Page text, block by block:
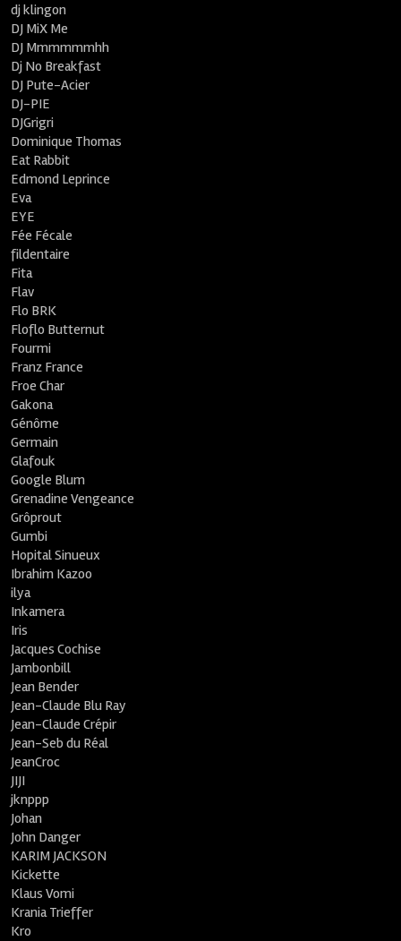
dj klingon
DJ MiX Me
DJ Mmmmmmhh
Dj No Breakfast
DJ Pute-Acier
DJ-PIE
DJGrigri
Dominique Thomas
Eat Rabbit
Edmond Leprince
Eva
EYE
Fée Fécale
fildentaire
Fita
Flav
Flo BRK
Floflo Butternut
Fourmi
Franz France
Froe Char
Gakona
Génôme
Germain
Glafouk
Google Blum
Grenadine Vengeance
Grôprout
Gumbi
Hopital Sinueux
Ibrahim Kazoo
ilya
Inkamera
Iris
Jacques Cochise
Jambonbill
Jean Bender
Jean-Claude Blu Ray
Jean-Claude Crépir
Jean-Seb du Réal
JeanCroc
JIJI
jknppp
Johan
John Danger
KARIM JACKSON
Kickette
Klaus Vomi
Krania Trieffer
Kro